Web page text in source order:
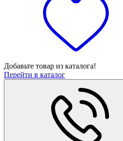
Добавьте товар из каталога!
Перейти в каталог